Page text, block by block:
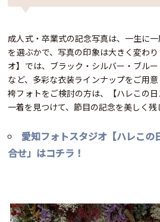
成人式・卒業式の記念写真は、一生に
を選ぶかで、写真の印象は大きく変わ
オ】では、ブラック・シルバー・ブル
など、多彩な衣装ラインナップをご用
袴フォトをご検討の方は、【ハレこの
一着を見つけて、節目の記念を美しく残
愛知フォトスタジオ【ハレこの
合せ」はコチラ！